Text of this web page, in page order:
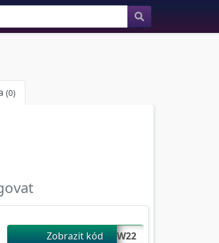
(0)
Zobrazit kód W22...